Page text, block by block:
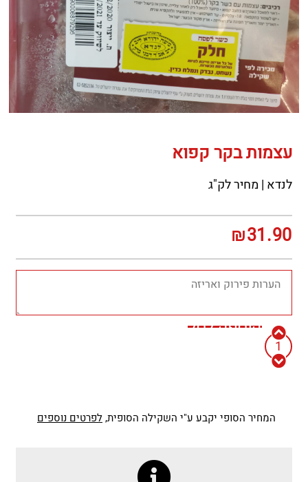
עצמות בקר קפוא
לנדא | מחיר לק"ג
₪31.90
הוספה לסל
המחיר הסופי יקבע ע"י השקילה הסופית,לפרטים נוספים